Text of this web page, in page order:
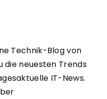
Technik-Blog von
die neuesten Trends
IT-News.